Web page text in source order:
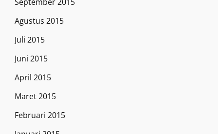
Agustus 2015
Juli 2015
Juni 2015
April 2015
Maret 2015
Februari 2015